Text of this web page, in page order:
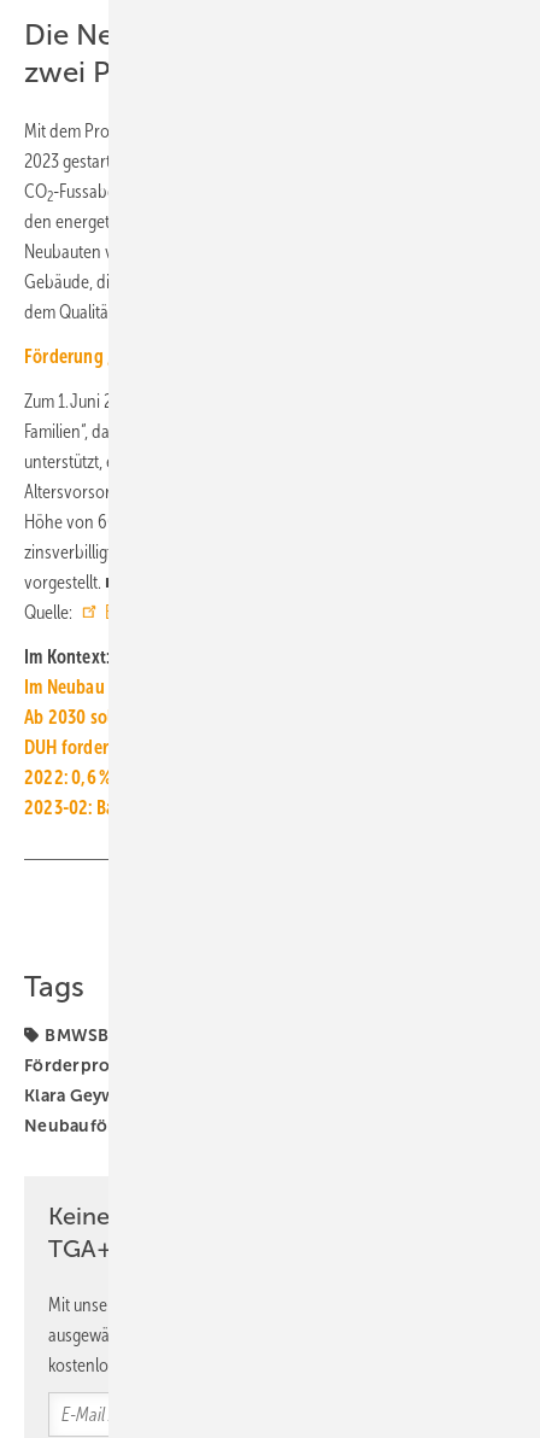
Die Neubauförderung besteht aus
zwei Programmen:
Mit dem Programm „Klimafreundlicher Neubau“ (KFN), das zum 1. März
2023 gestartet ist, werden Neubauvorhaben gefördert, bei denen der
CO2-Fussabdruck über den gesamten Lebenszyklus gering ist, und die
den energetischen Standard eines Effizienzhauses 40 (EH 40) für
Neubauten vorweisen. Eine noch größere Unterstützung gibt es für
Gebäude, die zusätzlich über eine Nachhaltigkeitszertifizierung nach
dem Qualitätssiegel Nachhaltiges Gebäude (QNG) verfügen.
Förderung „Klimafreundlicher Neubau“ ab 1. März 2023
Zum 1. Juni 2023 startet das Programm „Wohneigentumsförderung für
Familien“, das Familien mit kleinen und mittleren Einkommen dabei
unterstützt, ein eigenes Haus zu bauen und gleichzeitig etwas für die
Altersvorsorge zu machen. Familien mit einem Jahreseinkommen in
Höhe von 60 000 Euro (pro Kind plus 10 000 Euro) erhalten
zinsverbilligte Kredite. Die Förderkonditionen werden in Kürze
vorgestellt. ■
Quelle:
BMWSB
Im Kontext:
Im Neubau wird die Gas-Heizung auch ohne Verbot aussortiert
Ab 2030 sollen Neubauten Nullemissionsgebäude sein
DUH fordert Beschleunigung der Wärmepumpen-Förderung
2022: 0,6 % mehr Baufertigstellungen als im Vorjahr
2023-02: Baupreise für Wohngebäude um 15,1 % gestiegen
Tags
BMWSB
Förderprogramm
Klara Geywitz
Neubauförderung
Keine Zeit? Kein Problem mit dem
TGA+E Newsletter!
Mit unserem Newsletter erhalten Sie regelmäßig von uns
ausgewählte Informationen und Neuigkeiten, gebündelt und
kostenlos direkt ins Postfach.